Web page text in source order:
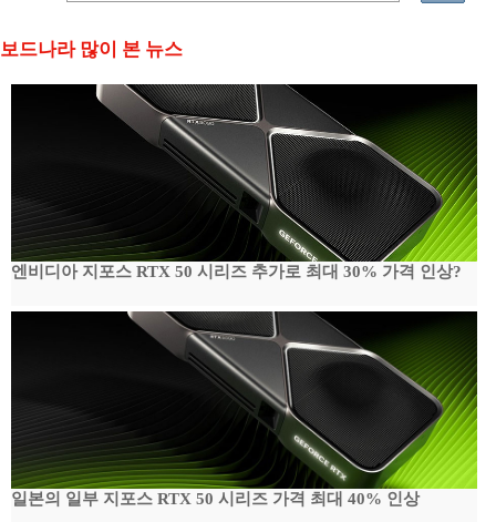
보드나라 많이 본 뉴스
엔비디아 지포스 RTX 50 시리즈 추가로 최대 30% 가격 인상?
일본의 일부 지포스 RTX 50 시리즈 가격 최대 40% 인상